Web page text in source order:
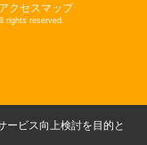
アクセスマップ
rights reserved.
ービス向上検討を目的と